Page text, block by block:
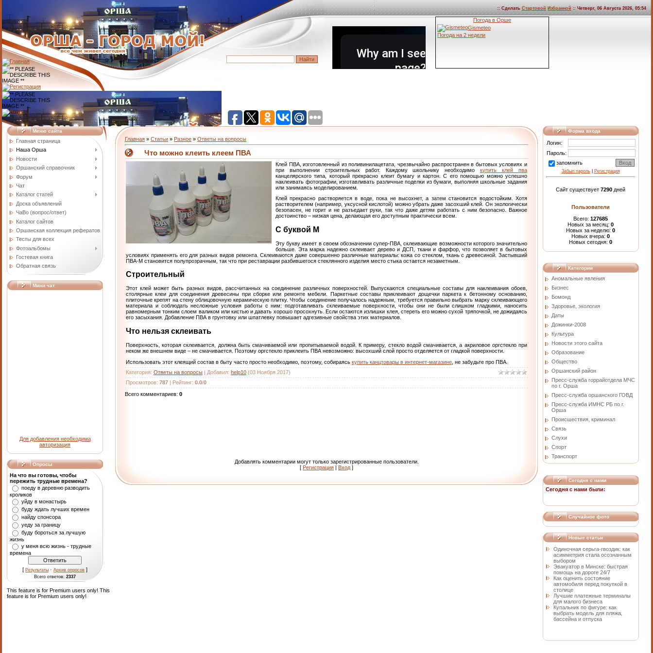
:: СделатьСтартовой Избранной :: Четверг, 06 Августа 2026, 05:54
Погода в Орше
Gismeteo
Погода на 2 недели
Меню сайта
Главная страница
Наша Орша
Новости
Оршанский справочник
Форум
Чат
Каталог статей
Доска объявлений
ЧаВо (вопрос/ответ)
Каталог сайтов
Оршанская коллекция рефератов
Тесты для всех
Фотоальбомы
Гостевая книга
Обратная связь
Мини чат
Для добавления необходима
авторизация
Опросы
На что вы готовы, чтобы
пережить трудные времена?
поеду в деревню разводить
кроликов
уйду в монастырь
буду ждать лучших времен
найду спонсора
уеду за границу
буду бороться за лучшую
жизнь
у меня всю жизнь - трудные
времена
[ Результаты · Архив опросов ]
Всего ответов: 2337
This feature is for Premium users only! This
feature is for Premium users only!
Главная » Статьи » Разное » Ответы на вопросы
Что можно клеить клеем ПВА
Клей ПВА, изготовленный из поливинилацетата, чрезвычайно распространен в бытовых условиях и
при выполнении строительных работ. Каждому школьнику необходимокупить клей пва
канцелярского типа, который прекрасно клеит бумагу и картон. С его помощью можно успешно
наклеивать фотографии, изготавливать различные поделки из бумаги, выполняя школьные задания
или занимаясь моделированием.
Клей прекрасно растворяется в воде, пока не высохнет, а затем становится водостойким. Хотя
растворителем (например, уксусной кислотой) можно убрать даже засохший клей. Он экологически
безопасен, не горит и не разъедает руки, так что даже детям работать с ним безопасно. Важное
достоинство – низкая цена, делающая его доступным практически всем.
С буквой М
Эту букву имеет в своем обозначении супер-ПВА, склеивающие возможности которого значительно
больше. Эта марка надежно склеивает дерево и ДСП, ткани и фарфор, что позволяет в бытовых
условиях применять его для разных видов ремонта. Склеиваются даже совершенно различные материалы: кожа со стеклом, ткань с древесиной. Застывший
ПВА-М становится полупрозрачным, так что при реставрации разбившегося стеклянного изделия место стыка остается незаметным.
Строительный
Этот клей может быть разных видов, рассчитанных на соединение различных поверхностей. Выпускаются специальные составы для наклеивания обоев,
столярные клеи для соединения древесины при сборке или ремонте мебели. Паркетные составы приклеивают дощечки паркета к бетонному основанию,
плиточные крепят на стену облицовочную керамическую плитку. Чтобы соединение получалось надежным, требуется правильно выбрать марку склеивающего
материала и соблюдать несложные условия работы с ним: подготавливать склеиваемые поверхности, чтобы они не были слишком гладкими, наносить
равномерным тонким слоем валиком или кистью и давать хорошо просохнуть. Если остаются излишки клея, стереть его можно сухой тряпочкой, не дожидаясь
его засыхания. Добавление ПВА в грунтовку или шпатлевку повышает адгезивные свойства этих материалов.
Что нельзя склеивать
Поверхность, которая склеивается, должна быть смачиваемой или пропитываемой водой. К примеру, стекло водой смачивается, а акриловое оргстекло при
неком же внешнем виде – не смачивается. Поэтому оргстекло приклеить ПВА невозможно: высохший слой просто отделяется от гладкой поверхности.
Использовать этот клеящий состав в быту часто просто необходимо, поэтому, собираясь купить канцтовары в интернет-магазине , не забудьте про ПВА.
Категория: Ответы на вопросы | Добавил: help10 (03 Ноября 2017)
Просмотров: 787 | Рейтинг: 0.0/0
Всего комментариев: 0
Добавлять комментарии могут только зарегистрированные пользователи.
[ Регистрация | Вход ]
Форма входа
Логин:
Пароль:
запомнить
Забыл пароль| Регистрация
Сайт существует 7290 дней
Пользователи
Всего: 127685
Новых за месяц: 0
Новых за неделю: 0
Новых вчера: 0
Новых сегодня: 0
Категории
Аномальные явления
Бизнес
Бомонд
Здоровье, экология
Даты
Дожинки-2008
Культура
Новости этого сайта
Образование
Общество
Оршанский район
Пресс-служба горрайотдела МЧС
по г. Орша
Пресс-служба оршанского ГОВД
Пресс-служба ИМНС РБ по г.
Орша
Проиcшествия, криминал
Связь
Слухи
Спорт
Транспорт
Сегодня с нами
Сегодня с нами были:
Случайное фото
Новые статьи
Одиночная серьга-гвоздик: как
асимметрия стала осознанным
выбором
Эвакуатор в Минске: быстрая
помощь на дороге 24/7
Как оценить состояние
автомобиля перед покупкой в
столице
Лучшие платежные терминалы
для малого бизнеса
Купальник по фигуре: как
выбрать модель для пляжа,
бассейна и отпуска